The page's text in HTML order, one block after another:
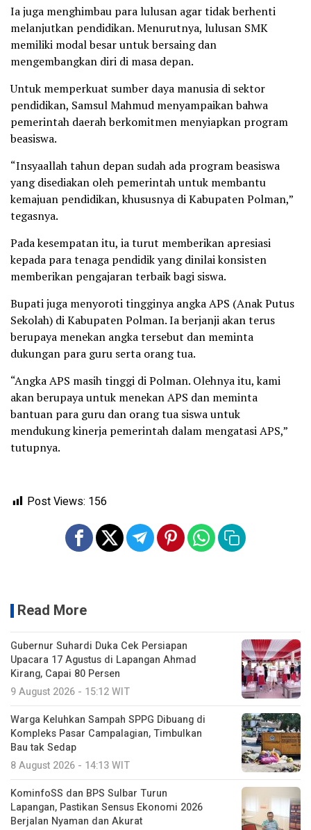
Ia juga menghimbau para lulusan agar tidak berhenti
melanjutkan pendidikan. Menurutnya, lulusan SMK
memiliki modal besar untuk bersaing dan
mengembangkan diri di masa depan.
Untuk memperkuat sumber daya manusia di sektor
pendidikan, Samsul Mahmud menyampaikan bahwa
pemerintah daerah berkomitmen menyiapkan program
beasiswa.
“Insyaallah tahun depan sudah ada program beasiswa
yang disediakan oleh pemerintah untuk membantu
kemajuan pendidikan, khususnya di Kabupaten Polman,”
tegasnya.
Pada kesempatan itu, ia turut memberikan apresiasi
kepada para tenaga pendidik yang dinilai konsisten
memberikan pengajaran terbaik bagi siswa.
Bupati juga menyoroti tingginya angka APS (Anak Putus
Sekolah) di Kabupaten Polman. Ia berjanji akan terus
berupaya menekan angka tersebut dan meminta
dukungan para guru serta orang tua.
“Angka APS masih tinggi di Polman. Olehnya itu, kami
akan berupaya untuk menekan APS dan meminta
bantuan para guru dan orang tua siswa untuk
mendukung kinerja pemerintah dalam mengatasi APS,”
tutupnya.
Post Views: 156
Read More
Gubernur Suhardi Duka Cek Persiapan
Upacara 17 Agustus di Lapangan Ahmad
Kirang, Capai 80 Persen
9 August 2026 - 15:12 WIT
Warga Keluhkan Sampah SPPG Dibuang di
Kompleks Pasar Campalagian, Timbulkan
Bau tak Sedap
8 August 2026 - 14:13 WIT
KominfoSS dan BPS Sulbar Turun
Lapangan, Pastikan Sensus Ekonomi 2026
Berjalan Nyaman dan Akurat